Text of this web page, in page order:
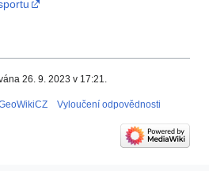
26. 9. 2023 v 17:21.
Vyloučení odpovědnosti